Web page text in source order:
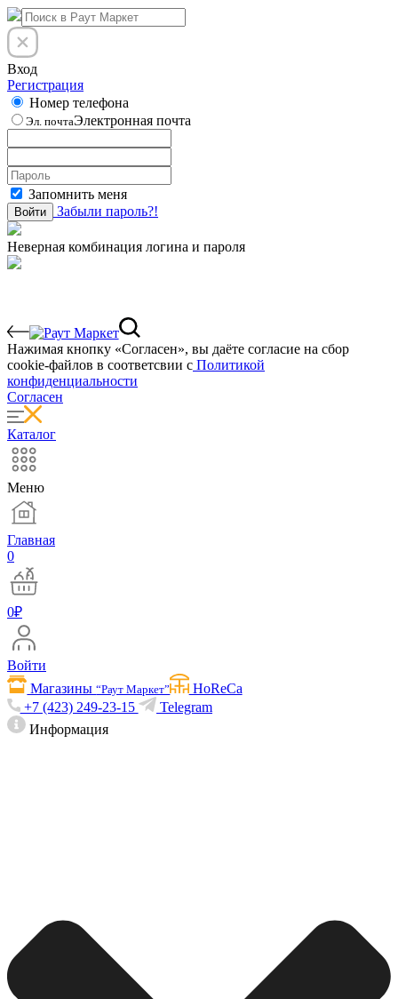
Вход
Регистрация
Номер телефона
Эл. почтаЭлектронная почта
Запомнить меня
Войти Забыли пароль?!
Неверная комбинация логина и пароля
Нажимая кнопку «Согласен», вы даёте cогласие на сбор
cookie-файлов в соответсвии с Политикой
конфиденциальности
Согласен
Каталог
Меню
Главная
0
0₽
Войти
Магазины“Раут Маркет”
HoReCa
+7 (423) 249-23-15
Telegram
Информация